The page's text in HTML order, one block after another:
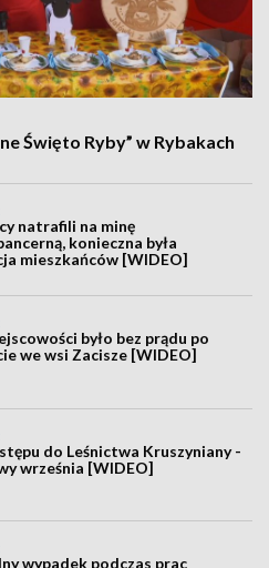
Święto Ryby” w Rybakach
natrafili na minę
konieczna była
mieszkańców [WIDEO]
było bez prądu po
we wsi Zacisze [WIDEO]
do Leśnictwa Kruszyniany -
września [WIDEO]
wypadek podczas prac